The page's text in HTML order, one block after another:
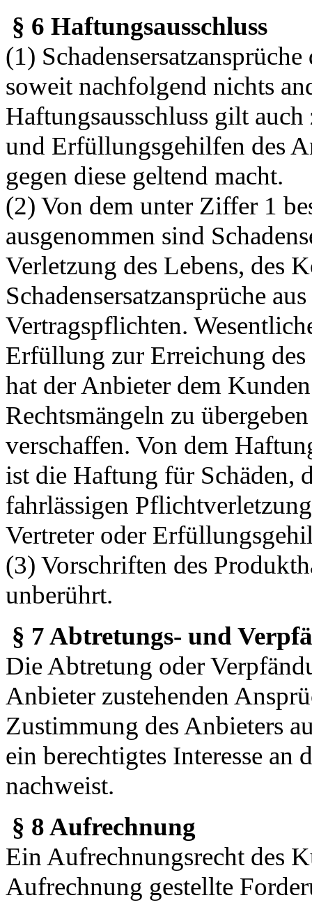
§ 6 Haftungsausschluss
(1)
soweit nachfolgend nichts
Haftungsausschluss gilt
und Erfüllungsgehilfen des
gegen diese geltend macht.
(2) Von dem unter Ziffer 1
ausgenommen sind
Verletzung des Lebens, des
Schadensersatzansprüche
Vertragspflichten.
Erfüllung zur Erreichung
hat der Anbieter dem
Rechtsmängeln zu
verschaffen. Von dem
ist die Haftung für Schäden,
fahrlässigen
Vertreter oder
(3) Vorschriften des
unberührt.
§ 7 Abtretungs- und
Die Abtretung oder
Anbieter zustehenden
Zustimmung des Anbieters
ein berechtigtes Interesse
nachweist.
§ 8 Aufrechnung
Ein Aufrechnungsrecht des
Aufrechnung gestellte